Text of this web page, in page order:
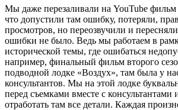
Мы даже перезаливали на YouTube
что допустили там ошибку, потеряли,
просмотров, но переозвучили и
ошибки не было. Ведь мы работаем в
исторической темы, где ошибаться
например, финальный фильм второго
подводной лодке «Воздух», там была у
консультантов. Мы на этой лодке
перед съемками вместе с консультантами
отработать там все детали. Каждая